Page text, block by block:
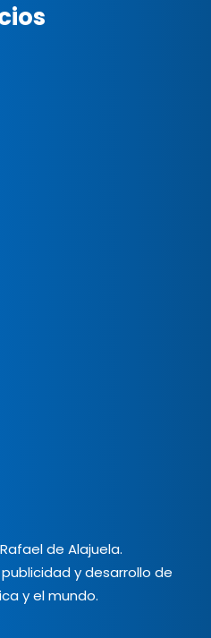
de Alajuela.
y desarrollo de
y el mundo.